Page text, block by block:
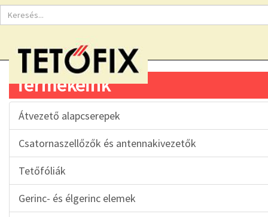
Termékeink
Átvezető alapcserepek
Csatornaszellőzők és antennakivezetők
Tetőfóliák
Gerinc- és élgerinc elemek